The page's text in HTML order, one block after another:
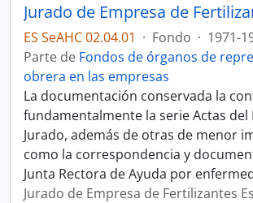
ES SeAHC 02.04.01 · Fondo · 1971-
Parte de Fondos de órganos de
obrera en las empresas
La documentación conservada la
fundamentalmente la serie Actas del
Jurado, además de otras de menor
como la correspondencia y
Junta Rectora de Ayuda por
Jurado de Empresa de Fertilizantes